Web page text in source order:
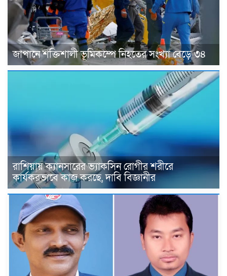
জাপানে শক্তিশালী ভূমিকম্পে নিহতের সংখ্যা বেড়ে ৩৪
রাশিয়ায় ক্যানসারের ভ্যাকসিন রোগীর শরীরে
কার্যকরভাবে কাজ করছে, দাবি বিজ্ঞানীর